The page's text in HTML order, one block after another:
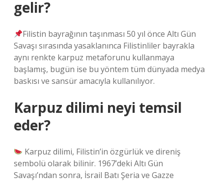
gelir?
Filistin bayrağının taşınması 50 yıl önce Altı Gün
Savaşı sırasında yasaklanınca Filistinliler bayrakla
aynı renkte karpuz metaforunu kullanmaya
başlamış, bugün ise bu yöntem tüm dünyada medya
baskısı ve sansür amacıyla kullanılıyor.
Karpuz dilimi neyi temsil
eder?
Karpuz dilimi, Filistin’in özgürlük ve direniş
sembolü olarak bilinir. 1967’deki Altı Gün
Savaşı’ndan sonra, İsrail Batı Şeria ve Gazze